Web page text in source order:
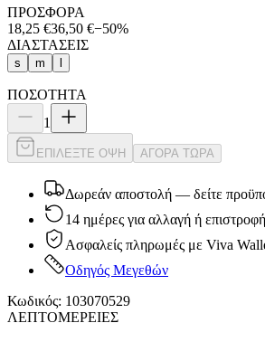
ΠΡΟΣΦΟΡΑ
18,25 €36,50 €−50%
ΔΙΑΣΤΑΣΕΙΣ
s m l
ΠΟΣΟΤΗΤΑ
1
ΕΠΙΛΕΞΤΕ ΟΨΗ ΑΓΟΡΑ ΤΩΡΑ
Δωρεάν αποστολή — δείτε
14 ημέρες για αλλαγή ή επιστροφή
Ασφαλείς πληρωμές με Viva
Οδηγός Μεγεθών
Κωδικός: 103070529
ΛΕΠΤΟΜΕΡΕΙΕΣ